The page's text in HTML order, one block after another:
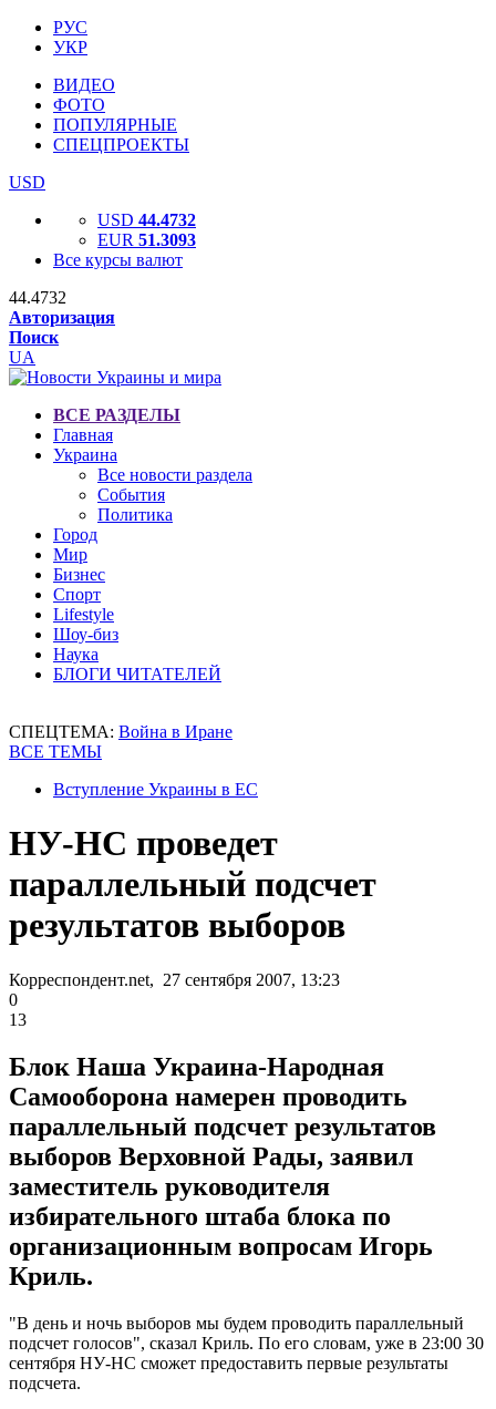
РУС
УКР
ВИДЕО
ФОТО
ПОПУЛЯРНЫЕ
СПЕЦПРОЕКТЫ
USD
USD 44.4732
EUR 51.3093
Все курсы валют
44.4732
Авторизация
Поиск
UA
ВСЕ РАЗДЕЛЫ
Главная
Украина
Все новости раздела
События
Политика
Город
Мир
Бизнес
Спорт
Lifestyle
Шоу-биз
Наука
БЛОГИ ЧИТАТЕЛЕЙ
СПЕЦТЕМА: Война в Иране
ВСЕ ТЕМЫ
Вступление Украины в ЕС
НУ-НС проведет
параллельный подсчет
результатов выборов
Корреспондент.net, 27 сентября 2007, 13:23
0
13
Блок Наша Украина-Народная
Самооборона намерен проводить
параллельный подсчет результатов
выборов Верховной Рады, заявил
заместитель руководителя
избирательного штаба блока по
организационным вопросам Игорь
Криль.
"В день и ночь выборов мы будем проводить параллельный
подсчет голосов", сказал Криль. По его словам, уже в 23:00 30
сентября НУ-НС сможет предоставить первые результаты
подсчета.